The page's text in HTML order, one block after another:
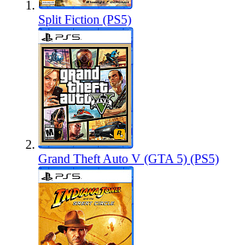
Split Fiction (PS5)
Grand Theft Auto V (GTA 5) (PS5)